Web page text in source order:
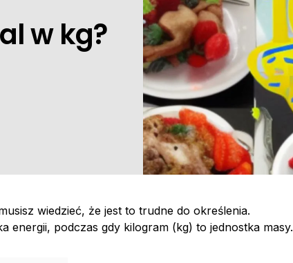
w kg?
wiedzieć, że jest to trudne do określenia.
energii, podczas gdy kilogram (kg) to jednostka masy.